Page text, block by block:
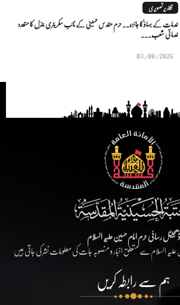
تقاریر تصویری
خدمات کے بہاؤ کا جائزہ.. حرم مقدس حسینی کے نائب سکریٹری جنرل کا متعدد
خدماتی شعب...
03/08/2026
ڈیجیٹل رسائی حرم امام حسین علیہ السلام
السلام سے متعلق اخبار و منصوبہ جات کی معلومات نشر کی جاتی ہیں
ہم سے رابطہ کریں